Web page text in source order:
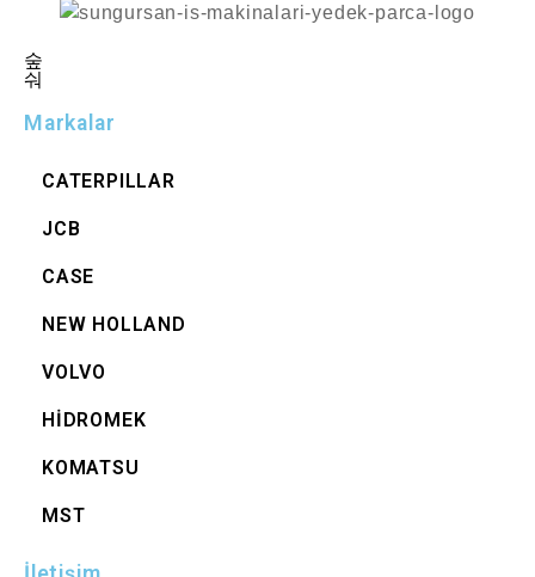
Markalar
CATERPILLAR
JCB
CASE
NEW HOLLAND
VOLVO
HİDROMEK
KOMATSU
MST